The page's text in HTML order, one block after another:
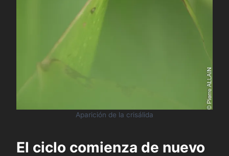
Aparición de la crisálida
El ciclo comienza de nuevo